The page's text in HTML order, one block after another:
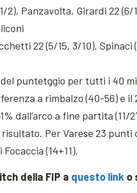
2), Panzavolta, Girardi 22
22 (5/15, 3/10), Spinaci
puntetggio per tutti i 40
a rimbalzo (40-56) e il
dall’arco a fine partita (11/
Per Varese 23 punti
(14+11).
della FIP a questo link o